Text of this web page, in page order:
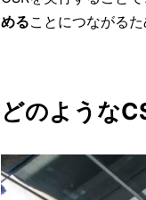
めることにつながる
どのような